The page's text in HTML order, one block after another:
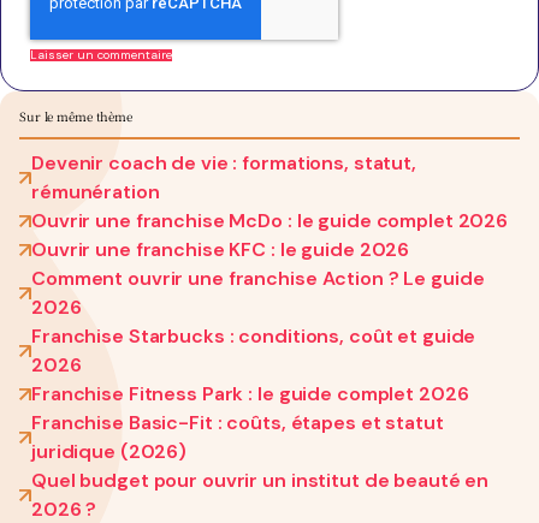
Sur le même thème
Devenir coach de vie : formations, statut,
rémunération
Ouvrir une franchise McDo : le guide complet 2026
Ouvrir une franchise KFC : le guide 2026
Comment ouvrir une franchise Action ? Le guide
2026
Franchise Starbucks : conditions, coût et guide
2026
Franchise Fitness Park : le guide complet 2026
Franchise Basic-Fit : coûts, étapes et statut
juridique (2026)
Quel budget pour ouvrir un institut de beauté en
2026 ?